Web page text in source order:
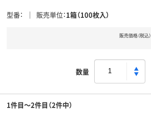
型番 販売単位 1箱（100枚入）
販売価格（税込）
数量
1件目～2件目（2件中）